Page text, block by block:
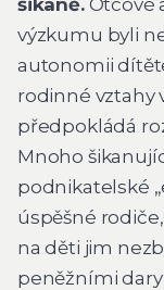
výzkumu byli
autonomii
rodinné vztahy
předpokládá
Mnoho
podnikatelské
úspěšné
na děti jim
peněžními